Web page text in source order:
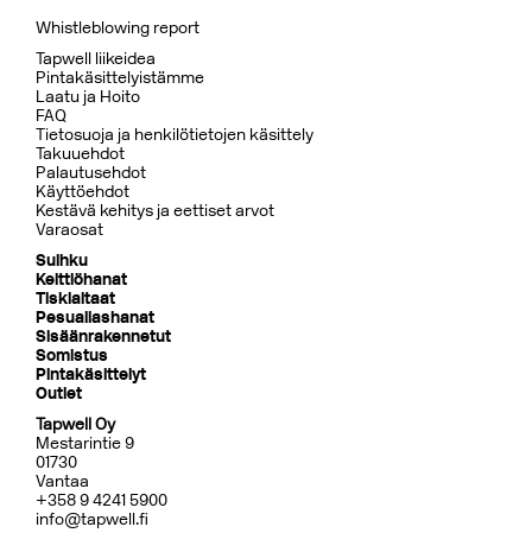
Whistleblowing report
Tapwell liikeidea
Pintakäsittelyistämme
Laatu ja Hoito
FAQ
Tietosuoja ja henkilötietojen käsittely
Takuuehdot
Palautusehdot
Käyttöehdot
Kestävä kehitys ja eettiset arvot
Varaosat
Suihku
Keittiöhanat
Tiskialtaat
Pesuallashanat
Sisäänrakennetut
Somistus
Pintakäsittelyt
Outlet
Tapwell Oy
Mestarintie 9
01730
Vantaa
+358 9 4241 5900
info@tapwell.fi